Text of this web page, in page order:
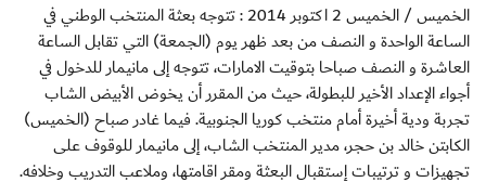
الخميس / الخميس 2 اكتوبر 2014 : تتوجه بعثة المنتخب الوطني في
الساعة الواحدة و النصف من بعد ظهر يوم (الجمعة) التي تقابل الساعة
العاشرة و النصف صباحا بتوقيت الامارات، تتوجه إلى مانيمار للدخول في
أجواء الإعداد الأخير للبطولة، حيث من المقرر أن يخوض الأبيض الشاب
تجربة ودية أخيرة أمام منتخب كوريا الجنوبية. فيما غادر صباح (الخميس)
الكابتن خالد بن حجر، مدير المنتخب الشاب، إلى مانيمار للوقوف على
تجهيزات و ترتيبات إستقبال البعثة ومقر اقامتها، وملاعب التدريب وخلافه.